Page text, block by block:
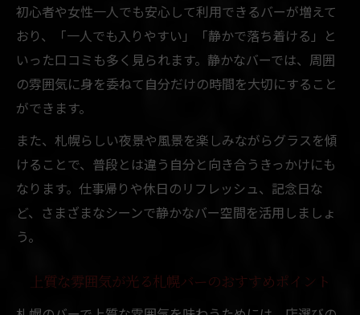
初心者や女性一人でも安心して利用できるバーが増えて
おり、「一人でも入りやすい」「静かで落ち着ける」と
いった口コミも多く見られます。静かなバーでは、周囲
の雰囲気に身を委ねて自分だけの時間を大切にすること
ができます。
また、札幌らしい夜景や風景を楽しみながらグラスを傾
けることで、普段とは違う自分と向き合うきっかけにも
なります。仕事帰りや休日のリフレッシュ、記念日な
ど、さまざまなシーンで静かなバー空間を活用しましょ
う。
上質な雰囲気が光る札幌バーのおすすめポイント